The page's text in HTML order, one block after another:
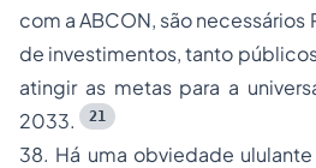
com a ABCON, são necessários
de investimentos, tanto
atingir as metas para a
2033.
21
38. Há uma obviedade ululante